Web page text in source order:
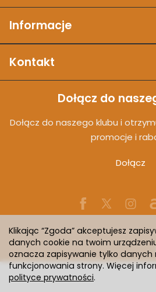
Informacje
Kontakt
Dołącz do
Dołącz do naszego klubu i
promocje i
Dołącz
Klikając “Zgoda” akceptujesz
danych cookie na twoim
oznacza zapisywanie tylko
funkcjonowania strony. Więcej
polityce prywatności.